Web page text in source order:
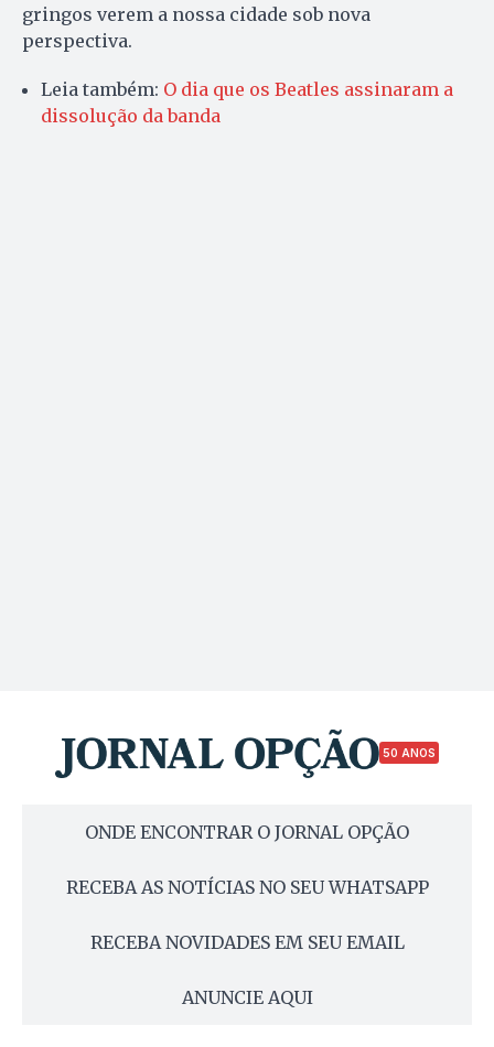
gringos verem a nossa cidade sob nova
perspectiva.
Leia também: O dia que os Beatles assinaram a
dissolução da banda
50 ANOS
ONDE ENCONTRAR O JORNAL OPÇÃO
RECEBA AS NOTÍCIAS NO SEU WHATSAPP
RECEBA NOVIDADES EM SEU EMAIL
ANUNCIE AQUI